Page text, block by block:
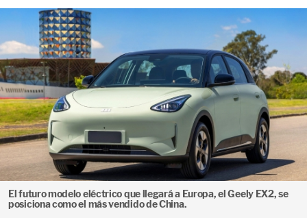
El futuro modelo eléctrico que llegará a Europa, el Geely EX2, se
posiciona como el más vendido de China.